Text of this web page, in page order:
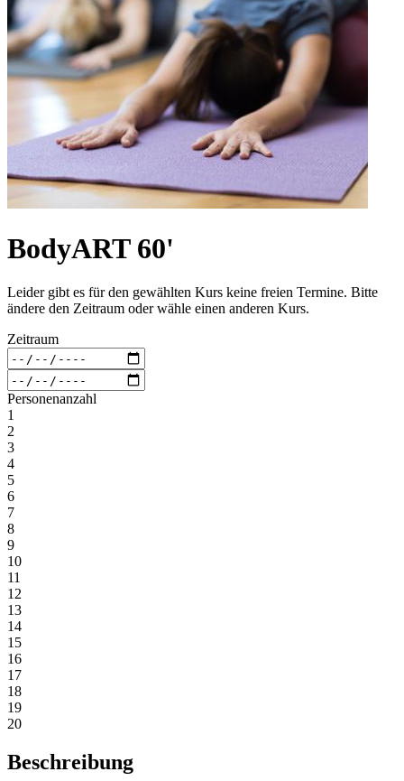
BodyART 60'
Leider gibt es für den gewählten Kurs keine freien Termine. Bitte
ändere den Zeitraum oder wähle einen anderen Kurs.
Zeitraum
Personenanzahl
1
2
3
4
5
6
7
8
9
10
11
12
13
14
15
16
17
18
19
20
Beschreibung